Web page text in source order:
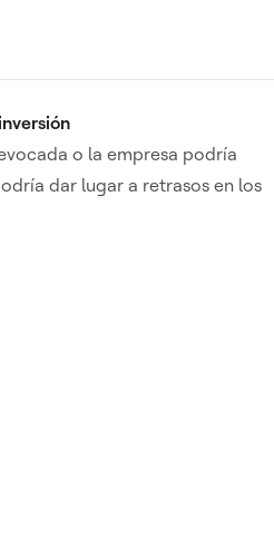
o la empresa podría
dar lugar a retrasos en los